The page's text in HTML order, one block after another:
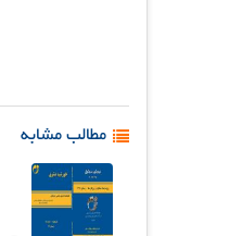
مطالب مشابه